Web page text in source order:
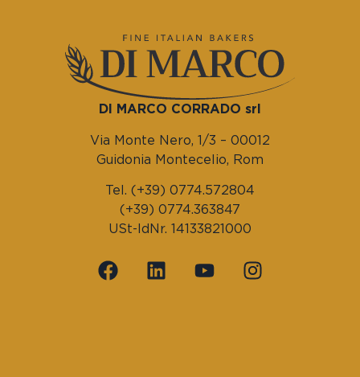
DI MARCO CORRADO srl
Via Monte Nero, 1/3 – 00012
Guidonia Montecelio, Rom
Tel. (+39) 0774.572804
(+39) 0774.363847
USt-IdNr. 14133821000